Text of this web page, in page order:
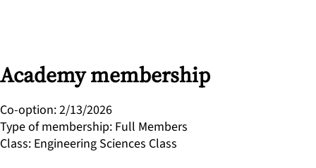
Academy membership
Co-option:2/13/2026
Type of membership: Full Members
Class: Engineering Sciences Class